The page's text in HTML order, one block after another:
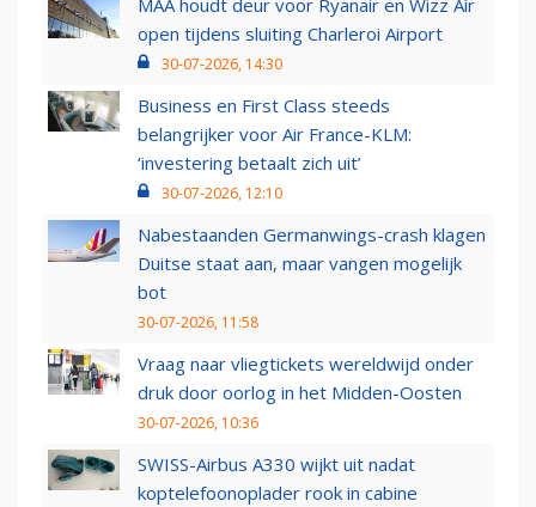
MAA houdt deur voor Ryanair en Wizz Air
open tijdens sluiting Charleroi Airport
30-07-2026, 14:30
Business en First Class steeds
belangrijker voor Air France-KLM:
‘investering betaalt zich uit’
30-07-2026, 12:10
Nabestaanden Germanwings-crash klagen
Duitse staat aan, maar vangen mogelijk
bot
30-07-2026, 11:58
Vraag naar vliegtickets wereldwijd onder
druk door oorlog in het Midden-Oosten
30-07-2026, 10:36
SWISS-Airbus A330 wijkt uit nadat
koptelefoonoplader rook in cabine